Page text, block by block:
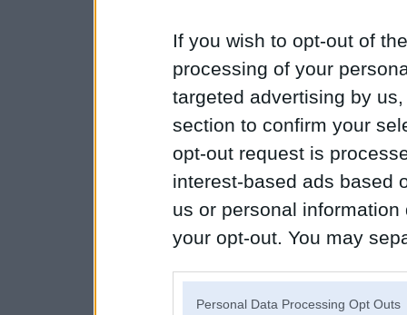
If you wish to opt-out of
processing of your
targeted advertising by
section to confirm your
opt-out request is
interest-based ads based
us or personal
your opt-out. You may
Personal Data Processing Opt Outs